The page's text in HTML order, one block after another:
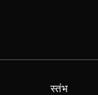
स्तंभ